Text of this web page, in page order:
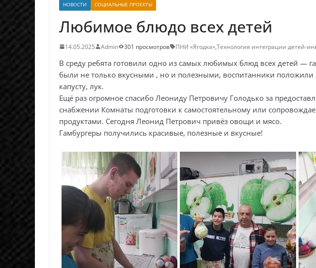
НОВОСТИ СОЦИАЛЬНЫЕ ПРОЕКТЫ
Любимое блюдо всех детей
14.05.2025 Admin 301 просмотров ПНИ «Ягодка»,Технология интеграции детей-
В среду ребята готовили одно из самых любимых блюд всех детей —
были не только вкусными , но и полезными, воспитанники положили
капусту, лук.
Ещё раз огромное спасибо Леониду Петровичу Голодько за
снабжении Комнаты подготовки к самостоятельному или
продуктами. Сегодня Леонид Петрович привёз овощи и мясо.
Гамбургеры получились красивые, полезные и вкусные!